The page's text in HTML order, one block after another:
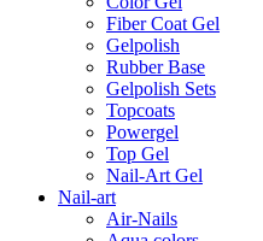
Fiber Coat Gel
Gelpolish
Rubber Base
Gelpolish Sets
Topcoats
Powergel
Top Gel
Nail-Art Gel
Nail-art
Air-Nails